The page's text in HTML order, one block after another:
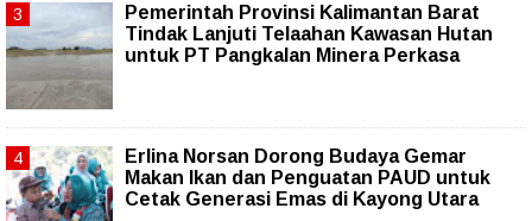
Pemerintah Provinsi Kalimantan Barat
Tindak Lanjuti Telaahan Kawasan Hutan
untuk PT Pangkalan Minera Perkasa
Erlina Norsan Dorong Budaya Gemar
Makan Ikan dan Penguatan PAUD untuk
Cetak Generasi Emas di Kayong Utara